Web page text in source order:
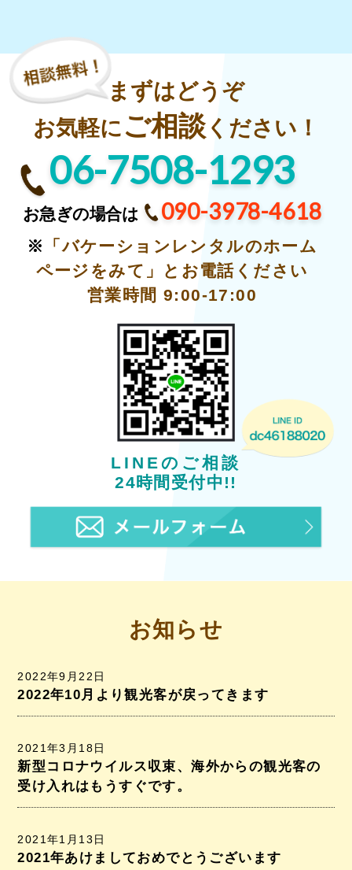
まずはどうぞ
お気軽にご相談 ください！
06-7508-1293
お急ぎの場合は 090-3978-4618
※
「バケーションレンタルのホーム
ページをみて」とお電話ください
営業時間 9:00-17:00
LINEのご相談
24時間受付中!!
お知らせ
2022年9月22日
2022年10月より観光客が戻ってきます
2021年3月18日
新型コロナウイルス収束、海外からの観光客の
受け入れはもうすぐです。
2021年1月13日
2021年あけましておめでとうございます